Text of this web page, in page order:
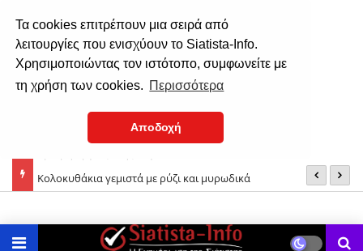
Τα cookies επιτρέπουν μια σειρά από
λειτουργίες που ενισχύουν το Siatista-Info.
Χρησιμοποιώντας τον ιστότοπο, συμφωνείτε με
τη χρήση των cookies. Περισσότερα
Αποδοχή
Κολοκυθάκια γεμιστά με ρύζι και μυρωδικά